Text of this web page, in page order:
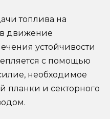
топлива на
движение
устойчивости
с помощью
необходимое
и секторного